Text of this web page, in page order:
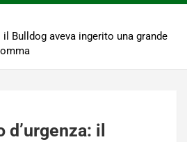
il Bulldog aveva ingerito una grande
il